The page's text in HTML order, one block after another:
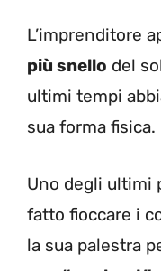
L’imprenditore
più snello del
ultimi tempi
sua forma fisica.
Uno degli ultimi
fatto fioccare i
la sua palestra